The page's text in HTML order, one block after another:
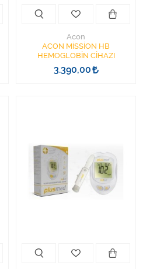
Acon
ACON MİSSİON HB
HEMOGLOBİN CİHAZI
3.390,00